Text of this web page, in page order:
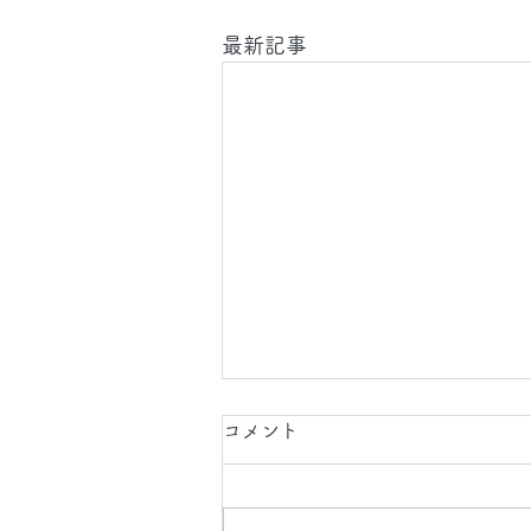
最新記事
2026.8.8(土)
カーペット 床 クリーニング の
コメント